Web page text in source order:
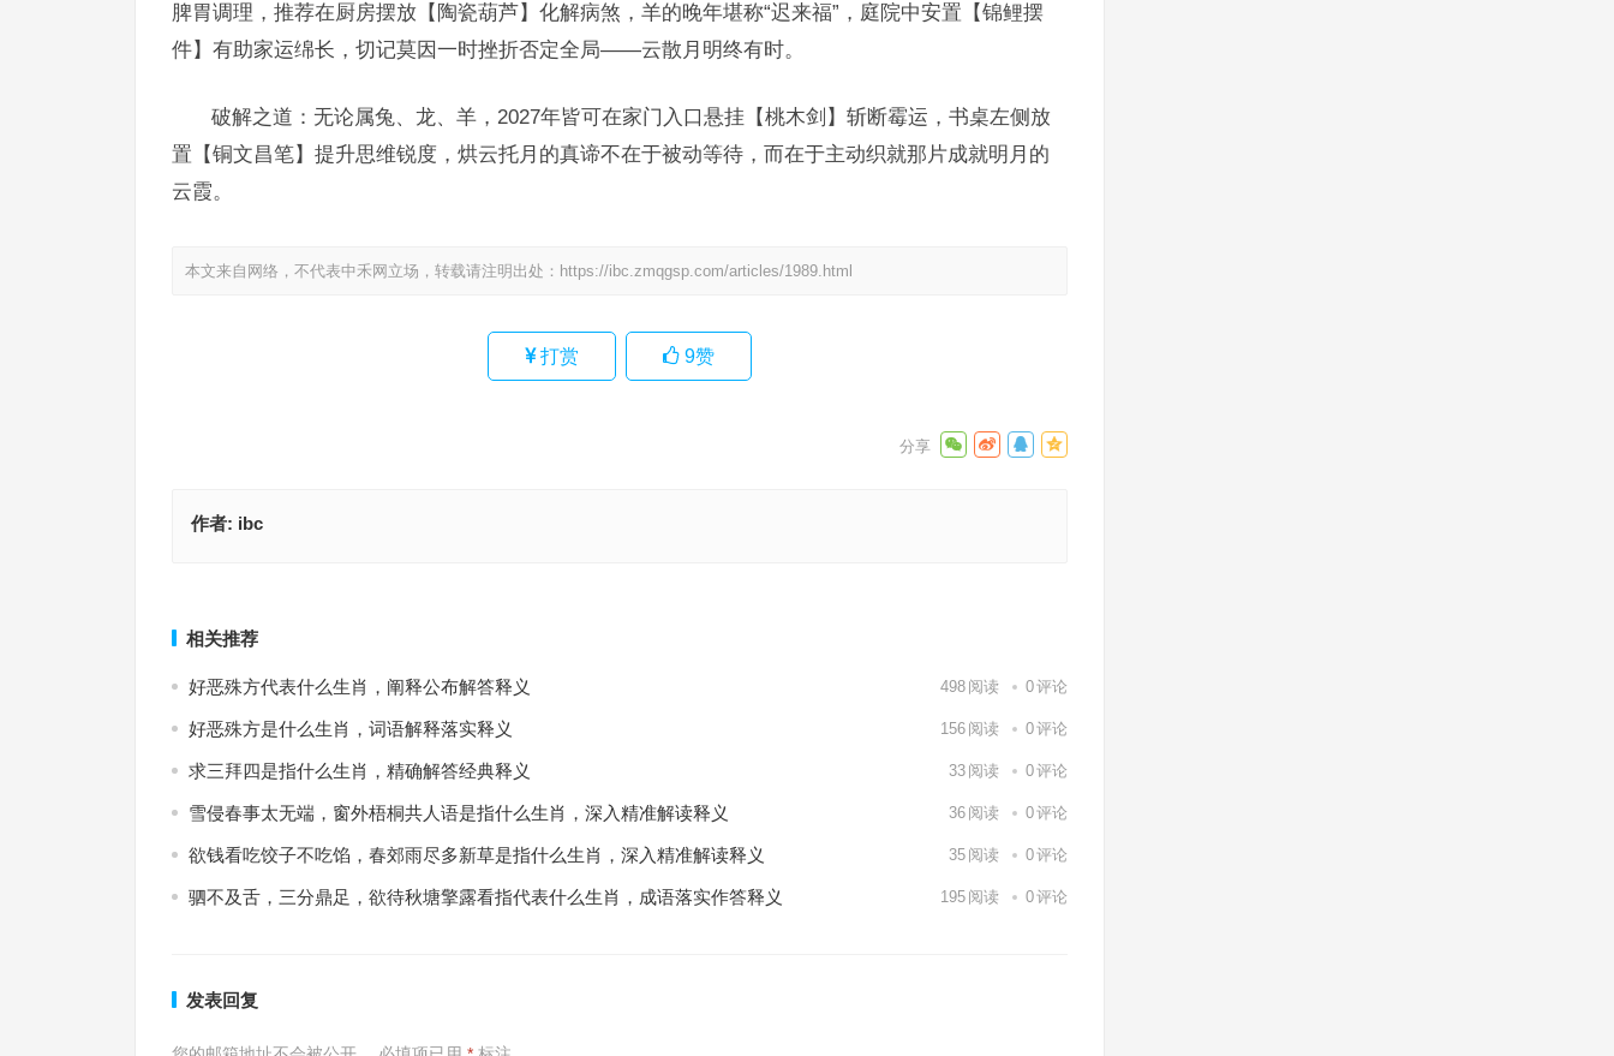
脾胃调理，推荐在厨房摆放【陶瓷葫芦】化解病煞，羊的晚年堪称“迟来福”，庭院中安置【锦鲤摆
件】有助家运绵长，切记莫因一时挫折否定全局——云散月明终有时。
破解之道：无论属兔、龙、羊，2027年皆可在家门入口悬挂【桃木剑】斩断霉运，书桌左侧放
置【铜文昌笔】提升思维锐度，烘云托月的真谛不在于被动等待，而在于主动织就那片成就明月的
云霞。
本文来自网络，不代表中禾网立场，转载请注明出处： https://ibc.zmqgsp.com/articles/1989.html
打赏 9赞
作者: ibc
相关推荐
好恶殊方代表什么生肖，阐释公布解答释义 498 阅读 0评论
好恶殊方是什么生肖，词语解释落实释义 156 阅读 0评论
求三拜四是指什么生肖，精确解答经典释义 33 阅读 0评论
雪侵春事太无端，窗外梧桐共人语是指什么生肖，深入精准解读释义 36 阅读 0评论
欲钱看吃饺子不吃馅，春郊雨尽多新草是指什么生肖，深入精准解读释义 35 阅读 0评论
驷不及舌，三分鼎足，欲待秋塘擎露看指代表什么生肖，成语落实作答释义 195 阅读 0评论
发表回复